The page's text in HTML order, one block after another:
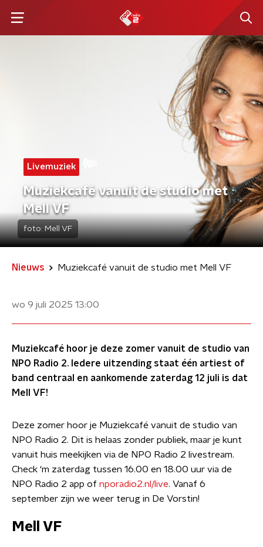
Livemuziek
Muziekcafé vanuit de studio met
Mell VF
foto: Mell VF
Nieuws Muziekcafé vanuit de studio met Mell VF
wo 9 juli 2025 13:00
Muziekcafé hoor je deze zomer vanuit de studio van
NPO Radio 2. Iedere uitzending staat één artiest of
band centraal en aankomende zaterdag 12 juli is dat
Mell VF!
Deze zomer hoor je Muziekcafé vanuit de studio van
NPO Radio 2. Dit is helaas zonder publiek, maar je kunt
vanuit huis meekijken via de NPO Radio 2 livestream.
Check ‘m zaterdag tussen 16.00 en 18.00 uur via de
NPO Radio 2 app of nporadio2.nl/live. Vanaf 6
september zijn we weer terug in De Vorstin!
Mell VF